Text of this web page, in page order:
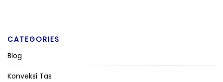
CATEGORIES
Blog
Konveksi Tas